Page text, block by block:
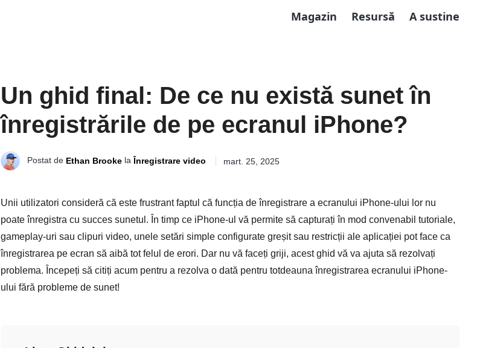
Magazin Resursă A sustine
Un ghid final: De ce nu există sunet în
înregistrările de pe ecranul iPhone?
Postat de Ethan Brooke la Înregistrare video mart. 25, 2025
Unii utilizatori consideră că este frustrant faptul că funcția de înregistrare a ecranului iPhone-ului lor nu
poate înregistra cu succes sunetul. În timp ce iPhone-ul vă permite să capturați în mod convenabil tutoriale,
gameplay-uri sau clipuri video, unele setări simple configurate greșit sau restricții ale aplicației pot face ca
înregistrarea pe ecran să aibă tot felul de erori. Dar nu vă faceți griji, acest ghid vă va ajuta să rezolvați
problema. Începeți să citiți acum pentru a rezolva o dată pentru totdeauna înregistrarea ecranului iPhone-
ului fără probleme de sunet!